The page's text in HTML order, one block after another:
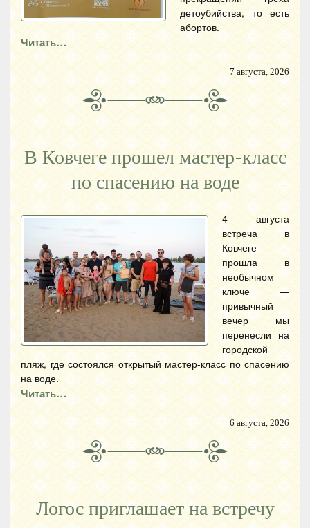
детоубийства, то есть
абортов.
Читать…
7 августа, 2026
В Ковчеге прошел мастер-класс
по спасению на воде
4 августа
встреча в
Ковчеге
прошла в
необычном
ключе —
привычный
вечер мы
перенесли на
городской
пляж, где состоялся открытый мастер-класс по спасению
на воде.
Читать…
6 августа, 2026
Логос приглашает на встречу